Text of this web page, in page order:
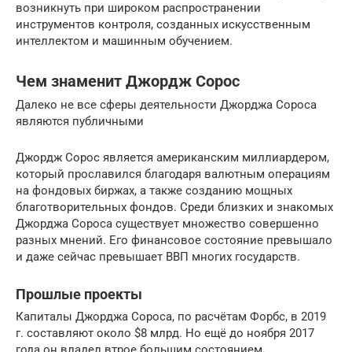
возникнуть при широком распространении
инструментов контроля, созданных искусственным
интеллектом и машинным обучением.
Чем знаменит Джордж Сорос
Далеко не все сферы деятельности Джорджа Сороса
являются публичными
Джордж Сорос является американским миллиардером,
который прославился благодаря валютным операциям
на фондовых биржах, а также созданию мощных
благотворительных фондов. Среди близких и знакомых
Джорджа Сороса существует множество совершенно
разных мнений. Его финансовое состояние превышало
и даже сейчас превышает ВВП многих государств.
Прошлые проекты
Капиталы Джорджа Сороса, по расчётам Форбс, в 2019
г. составляют около $8 млрд. Но ещё до ноября 2017